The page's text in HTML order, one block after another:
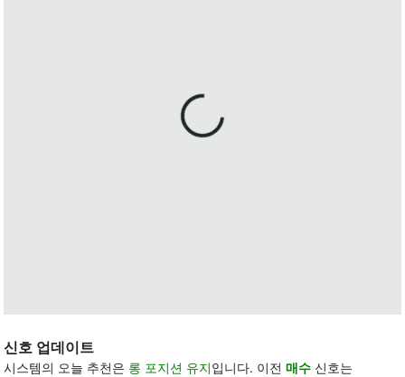
신호 업데이트
시스템의 오늘 추천은 롱 포지션 유지입니다. 이전 매수 신호는